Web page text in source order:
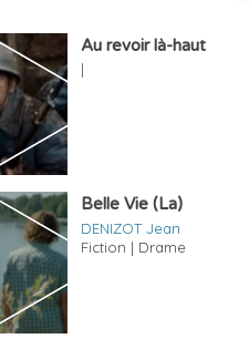
Au revoir là-haut
|
Belle Vie (La)
DENIZOT Jean
Fiction | Drame